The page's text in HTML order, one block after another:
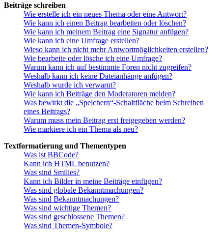
Beiträge schreiben
Wie erstelle ich ein neues Thema oder eine Antwort?
Wie kann ich einen Beitrag bearbeiten oder löschen?
Wie kann ich meinem Beitrag eine Signatur anfügen?
Wie kann ich eine Umfrage erstellen?
Wieso kann ich nicht mehr Antwortmöglichkeiten erstellen?
Wie bearbeite oder lösche ich eine Umfrage?
Warum kann ich auf bestimmte Foren nicht zugreifen?
Weshalb kann ich keine Dateianhänge anfügen?
Weshalb wurde ich verwarnt?
Wie kann ich Beiträge den Moderatoren melden?
Was bewirkt die „Speichern“-Schaltfläche beim Schreiben
eines Beitrags?
Warum muss mein Beitrag erst freigegeben werden?
Wie markiere ich ein Thema als neu?
Textformatierung und Thementypen
Was ist BBCode?
Kann ich HTML benutzen?
Was sind Smilies?
Kann ich Bilder in meine Beiträge einfügen?
Was sind globale Bekanntmachungen?
Was sind Bekanntmachungen?
Was sind wichtige Themen?
Was sind geschlossene Themen?
Was sind Themen-Symbole?